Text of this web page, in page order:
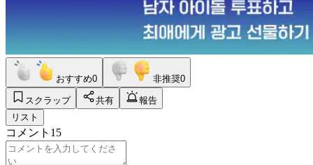
おすすめ0 非推奨0
スクラップ 共有
報告
リスト
コメント 15